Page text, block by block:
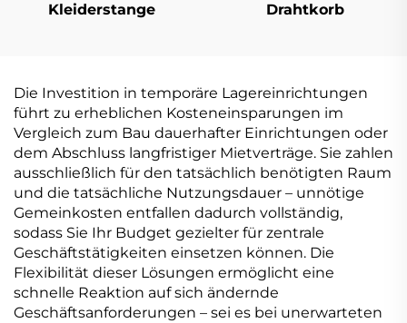
Kleiderstange Drahtkorb
Die Investition in temporäre Lagereinrichtungen
führt zu erheblichen Kosteneinsparungen im
Vergleich zum Bau dauerhafter Einrichtungen oder
dem Abschluss langfristiger Mietverträge. Sie zahlen
ausschließlich für den tatsächlich benötigten Raum
und die tatsächliche Nutzungsdauer – unnötige
Gemeinkosten entfallen dadurch vollständig,
sodass Sie Ihr Budget gezielter für zentrale
Geschäftstätigkeiten einsetzen können. Die
Flexibilität dieser Lösungen ermöglicht eine
schnelle Reaktion auf sich ändernde
Geschäftsanforderungen – sei es bei unerwarteten